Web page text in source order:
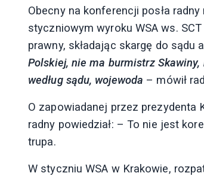
Obecny na konferencji posła
styczniowym wyroku WSA ws.
prawny, składając skargę do
Polskiej, nie ma burmistrz
według sądu, wojewoda – mówił
O zapowiadanej przez prezydenta
radny powiedział: – To nie jest
trupa.
W styczniu WSA w Krakowie,